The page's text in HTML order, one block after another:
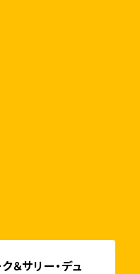
＆サリー・デュ